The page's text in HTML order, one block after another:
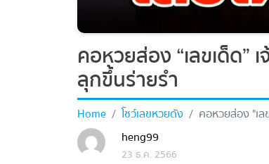
คอหวยส่อง “เลขเด็ด”
ลุกขึ้นร่ายรำ
Home โชว์เลขหวยดัง
คอหวยส่อง "เ
heng99
23 ธ.ค. 2566